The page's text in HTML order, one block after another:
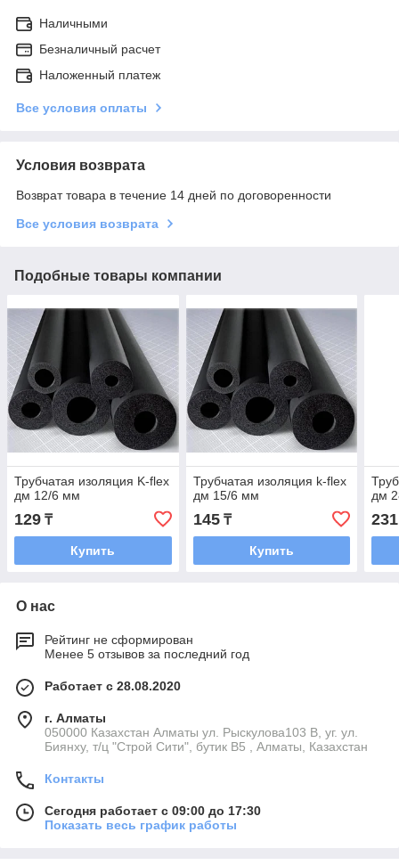
Наличными
Безналичный расчет
Наложенный платеж
Все условия оплаты
Условия возврата
Возврат товара в течение 14 дней по договоренности
Все условия возврата
Подобные товары компании
Трубчатая изоляция K-flex
дм 12/6 мм
129 ₸
Купить
Трубчатая изоляция k-flex
дм 15/6 мм
145₸
Купить
дм
231
О нас
Рейтинг не сформирован
Менее 5 отзывов за последний год
Работает с 28.08.2020
г. Алматы
050000 Казахстан Алматы ул. Рыскулова103 В, уг. ул.
Биянху, т/ц "Строй Сити", бутик В5 , Алматы, Казахстан
Контакты
Сегодня работает с 09:00 до 17:30
Показать весь график работы